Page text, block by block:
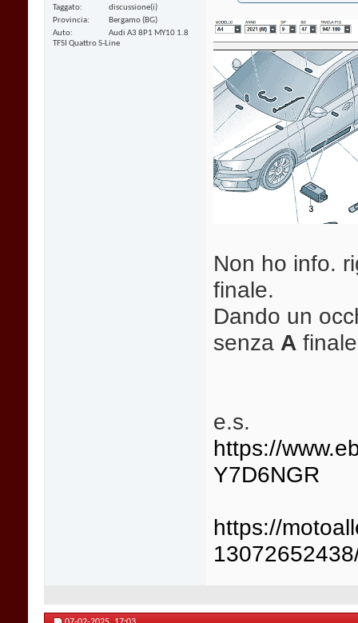
Taggato
discussione(i)
Provincia
Bergamo (BG)
Auto
Audi A3 8P1 MY10 1.8
TFSI Quattro S-Line
Non ho info.
finale.
Dando un
senza A
e.s.
https://
Y7D6NGR
https://